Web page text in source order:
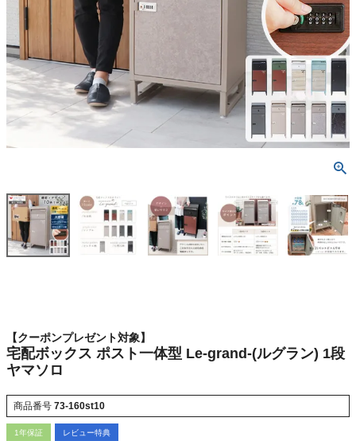
【クーポンプレゼント対象】
宅配ボックス ポスト一体型 Le-grand-(ルグラン) 1段
ヤマソロ
商品番号 73-160st10
1年保証 レビュー特典